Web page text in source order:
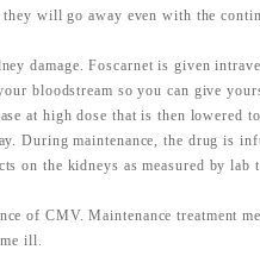
will go away even with the
damage. Foscarnet is given
bloodstream so you can give
at high dose that is then lowered
During maintenance, the drug is
on the kidneys as measured by lab
of CMV. Maintenance treatment
ill.